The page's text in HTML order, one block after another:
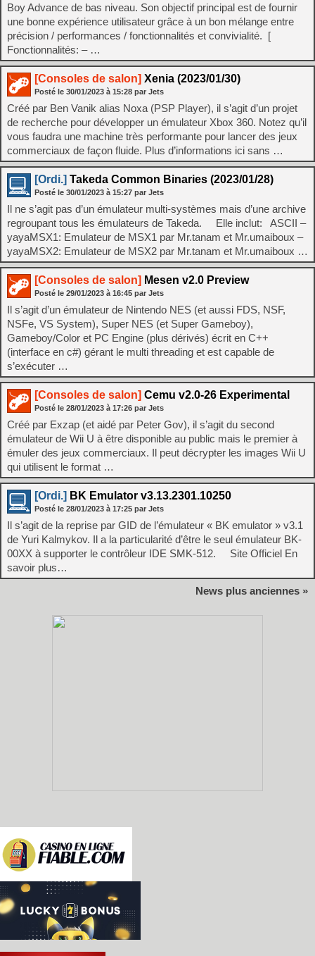
Boy Advance de bas niveau. Son objectif principal est de fournir
une bonne expérience utilisateur grâce à un bon mélange entre
précision / performances / fonctionnalités et convivialité. [
Fonctionnalités: – …
[Consoles de salon] Xenia (2023/01/30)
Posté le 30/01/2023 à 15:28 par Jets
Créé par Ben Vanik alias Noxa (PSP Player), il s’agit d’un projet
de recherche pour développer un émulateur Xbox 360. Notez qu’il
vous faudra une machine très performante pour lancer des jeux
commerciaux de façon fluide. Plus d’informations ici sans …
[Ordi.] Takeda Common Binaries (2023/01/28)
Posté le 30/01/2023 à 15:27 par Jets
Il ne s’agit pas d’un émulateur multi-systèmes mais d’une archive
regroupant tous les émulateurs de Takeda. Elle inclut: ASCII –
yayaMSX1: Emulateur de MSX1 par Mr.tanam et Mr.umaiboux –
yayaMSX2: Emulateur de MSX2 par Mr.tanam et Mr.umaiboux …
[Consoles de salon] Mesen v2.0 Preview
Posté le 29/01/2023 à 16:45 par Jets
Il s’agit d’un émulateur de Nintendo NES (et aussi FDS, NSF,
NSFe, VS System), Super NES (et Super Gameboy),
Gameboy/Color et PC Engine (plus dérivés) écrit en C++
(interface en c#) gérant le multi threading et est capable de
s’exécuter …
[Consoles de salon] Cemu v2.0-26 Experimental
Posté le 28/01/2023 à 17:26 par Jets
Créé par Exzap (et aidé par Peter Gov), il s’agit du second
émulateur de Wii U à être disponible au public mais le premier à
émuler des jeux commerciaux. Il peut décrypter les images Wii U
qui utilisent le format …
[Ordi.] BK Emulator v3.13.2301.10250
Posté le 28/01/2023 à 17:25 par Jets
Il s’agit de la reprise par GID de l’émulateur « BK emulator » v3.1
de Yuri Kalmykov. Il a la particularité d’être le seul émulateur BK-
00XX à supporter le contrôleur IDE SMK-512. Site Officiel En
savoir plus…
News plus anciennes »